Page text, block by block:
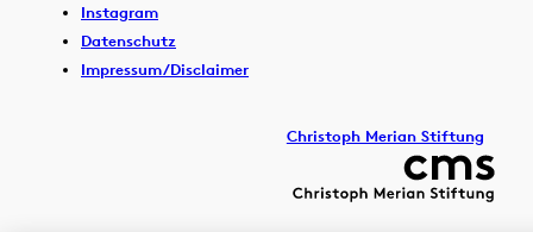
Instagram
Datenschutz
Impressum/Disclaimer
Christoph Merian Stiftung